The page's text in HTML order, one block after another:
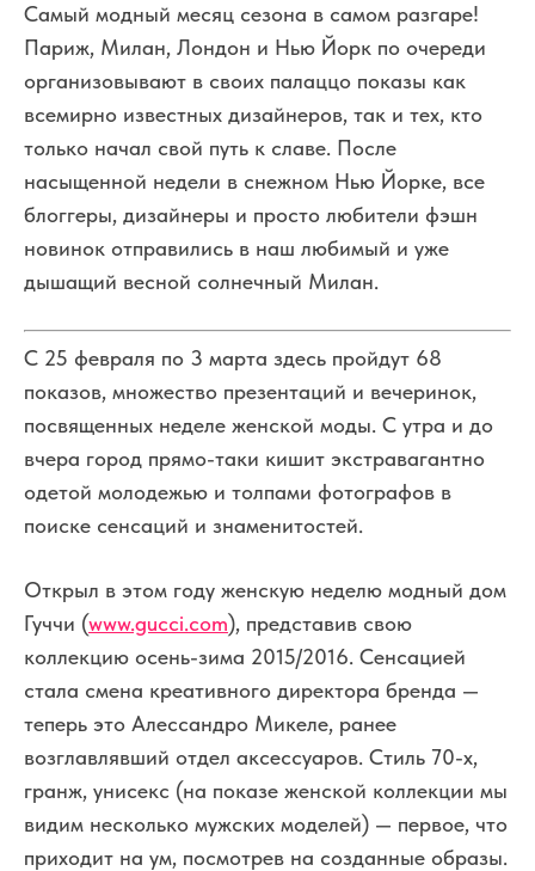
Самый модный месяц сезона в самом разгаре!
Париж, Милан, Лондон и Нью Йорк по очереди
организовывают в своих палаццо показы как
всемирно известных дизайнеров, так и тех, кто
только начал свой путь к славе. После
насыщенной недели в снежном Нью Йорке, все
блоггеры, дизайнеры и просто любители фэшн
новинок отправились в наш любимый и уже
дышащий весной солнечный Милан.
С 25 февраля по 3 марта здесь пройдут 68
показов, множество презентаций и вечеринок,
посвященных неделе женской моды. С утра и до
вчера город прямо-таки кишит экстравагантно
одетой молодежью и толпами фотографов в
поиске сенсаций и знаменитостей.
Открыл в этом году женскую неделю модный дом
Гуччи (www.gucci.com), представив свою
коллекцию осень-зима 2015/2016. Сенсацией
стала смена креативного директора бренда —
теперь это Алессандро Микеле, ранее
возглавлявший отдел аксессуаров. Стиль 70-х,
гранж, унисекс (на показе женской коллекции мы
видим несколько мужских моделей) — первое, что
приходит на ум, посмотрев на созданные образы.